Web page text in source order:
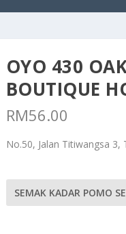
OYO 430
BOUTIQUE
RM56.00
No.50, Jalan Titiwangsa
SEMAK KADAR POMO